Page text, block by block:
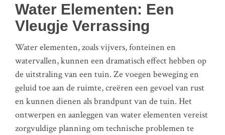
Water Elementen: Een
Vleugje Verrassing
Water elementen, zoals vijvers, fonteinen en
watervallen, kunnen een dramatisch effect hebben op
de uitstraling van een tuin. Ze voegen beweging en
geluid toe aan de ruimte, creëren een gevoel van rust
en kunnen dienen als brandpunt van de tuin. Het
ontwerpen en aanleggen van water elementen vereist
zorgvuldige planning om technische problemen te